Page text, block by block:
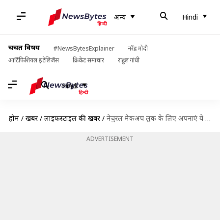
अन्य Hindi
चर्चित विषय #NewsBytesExplainer
नरेंद्र मोदी
आर्टिफिशियल इंटेलिजेंस
क्रिकेट समाचार राहुल गांधी
Hindi
होम / खबरें / लाइफस्टाइल की खबरें / नेचुरल मेकअप लुक के लिए अपनाएं ये 5 टिप्स, चेहरा दिखेगा खिला-खिला
ADVERTISEMENT